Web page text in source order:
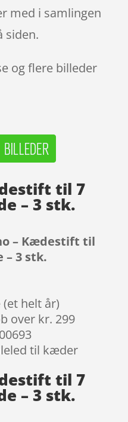
med i samlingen
siden.
og flere billeder
til 7
– 3 stk.
– Kædestift til
– 3 stk.
(et helt år)
over kr. 299
til kæder
til 7
– 3 stk.